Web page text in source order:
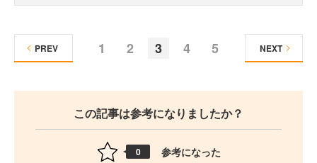
1 2 3 4 5
PREV NEXT
この記事は参考になりましたか？
0 参考になった